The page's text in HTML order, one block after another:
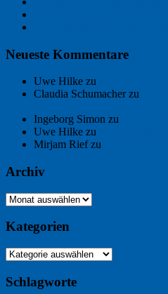
Neueste Kommentare
Uwe Hilke zu
Claudia Schumacherzu
Ingeborg Simon zu
Uwe Hilke zu
Mirjam Riefzu
Archiv
Archiv
Kategorien
Kategorien
Schlagworte